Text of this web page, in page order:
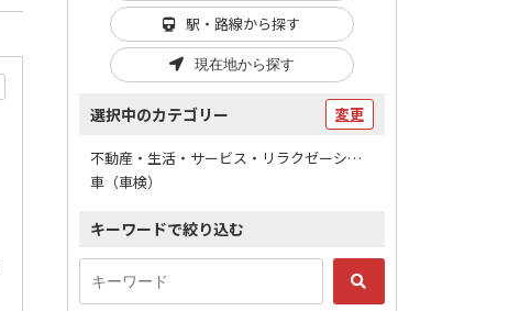
駅・路線から探す
現在地から探す
選択中のカテゴリー 変更
不動産・生活・サービス・リラクゼーション / 車関連
車（車検）
キーワードで絞り込む